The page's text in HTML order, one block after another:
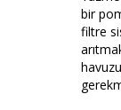
bir
filtre